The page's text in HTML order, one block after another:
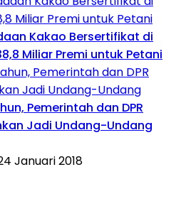
Kakao Bersertifikat di
Miliar Premi untuk Petani
Pemerintah dan DPR
Jadi Undang-Undang
Januari 2018